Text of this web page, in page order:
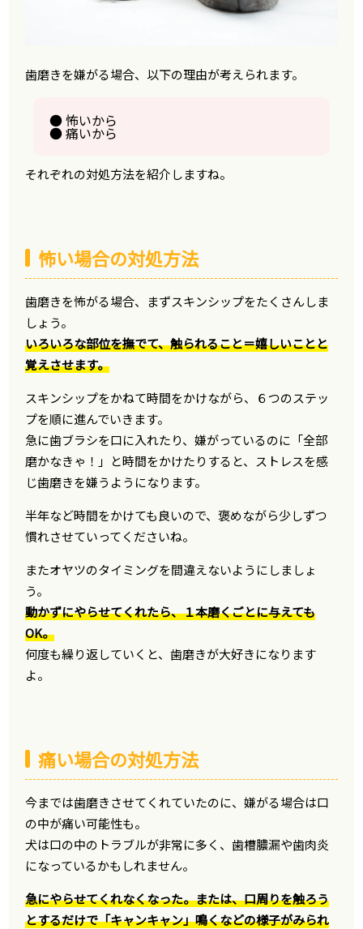
歯磨きを嫌がる場合、以下の理由が考えられます。
● 怖いから
● 痛いから
それぞれの対処方法を紹介しますね。
怖い場合の対処方法
歯磨きを怖がる場合、まずスキンシップをたくさんしま
しょう。
いろいろな部位を撫でて、触られること＝嬉しいことと
覚えさせます。
スキンシップをかねて時間をかけながら、６つのステッ
プを順に進んでいきます。
急に歯ブラシを口に入れたり、嫌がっているのに「全部
磨かなきゃ！」と時間をかけたりすると、ストレスを感
じ歯磨きを嫌うようになります。
半年など時間をかけても良いので、褒めながら少しずつ
慣れさせていってくださいね。
またオヤツのタイミングを間違えないようにしましょ
う。
動かずにやらせてくれたら、１本磨くごとに与えても
OK。
何度も繰り返していくと、歯磨きが大好きになります
よ。
痛い場合の対処方法
今までは歯磨きさせてくれていたのに、嫌がる場合は口
の中が痛い可能性も。
犬は口の中のトラブルが非常に多く、歯槽膿漏や歯肉炎
になっているかもしれません。
急にやらせてくれなくなった。または、口周りを触ろう
とするだけで「キャンキャン」鳴くなどの様子がみられ